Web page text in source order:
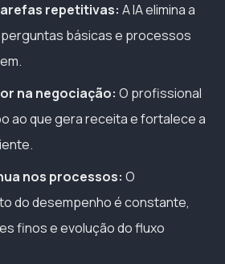
repetitivas: A IA elimina a
básicas e processos
na negociação: O profissional
ao que gera receita e fortalece a
nos processos: O
do desempenho é constante,
finos e evolução do fluxo